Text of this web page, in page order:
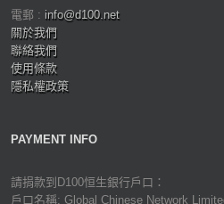
電郵 : info@d100.net
關於我們
聯絡我們
使用條款
隱私權政策
PAYMENT INFO
請捐款到D100恒生銀行戶口：
戶口名稱: Global Chinese Network